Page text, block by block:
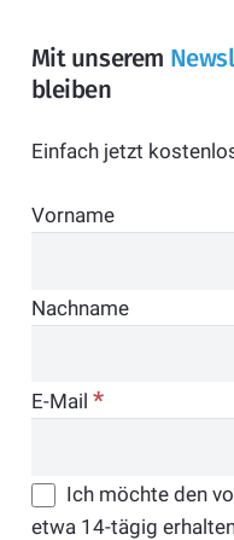
Mit unserem
bleiben
Einfach jetzt
Vorname
Nachname
E-Mail *
Ich möchte den
etwa 14-tägig